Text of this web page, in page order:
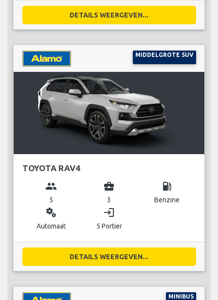
DETAILS WEERGEVEN...
MIDDELGROTE SUV
TOYOTA RAV4
group
5
business_center
3
local_gas_station
Benzine
miscellaneous_services
Automaat
login
5 Portier
DETAILS WEERGEVEN...
MINIBUS